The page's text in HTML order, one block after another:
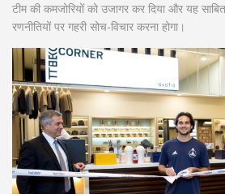
टीम की कमजोरियों को उजागर कर दिया और यह
रणनीतियों पर गहरी सोच-विचार करना होगा।